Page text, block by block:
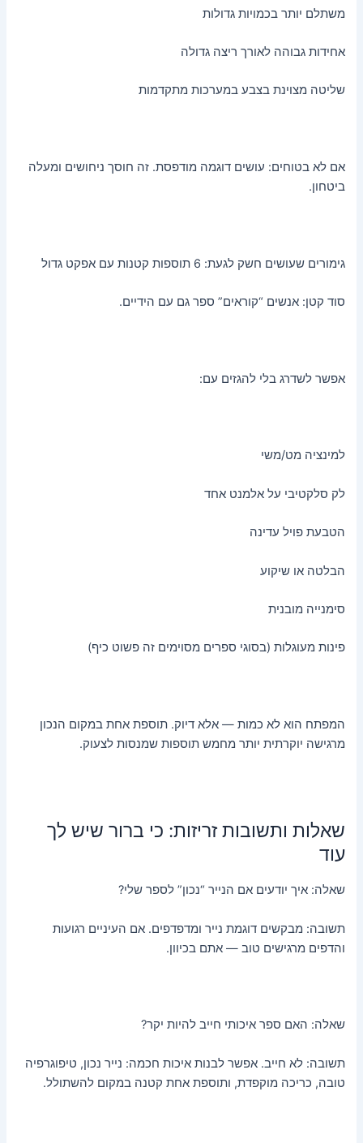
משתלם יותר בכמויות גדולות
אחידות גבוהה לאורך ריצה גדולה
שליטה מצוינת בצבע במערכות מתקדמות
אם לא בטוחים: עושים דוגמה מודפסת. זה חוסך ניחושים ומעלה
ביטחון.
גימורים שעושים חשק לגעת: 6 תוספות קטנות עם אפקט גדול
סוד קטן: אנשים “קוראים” ספר גם עם הידיים.
אפשר לשדרג בלי להגזים עם:
למינציה מט/משי
לק סלקטיבי על אלמנט אחד
הטבעת פויל עדינה
הבלטה או שיקוע
סימנייה מובנית
פינות מעוגלות (בסוגי ספרים מסוימים זה פשוט כיף)
המפתח הוא לא כמות — אלא דיוק. תוספת אחת במקום הנכון
מרגישה יוקרתית יותר מחמש תוספות שמנסות לצעוק.
שאלות ותשובות זריזות: כי ברור שיש לך
עוד
שאלה: איך יודעים אם הנייר “נכון” לספר שלי?
תשובה: מבקשים דוגמת נייר ומדפדפים. אם העיניים רגועות
והדפים מרגישים טוב — אתם בכיוון.
שאלה: האם ספר איכותי חייב להיות יקר?
תשובה: לא חייב. אפשר לבנות איכות חכמה: נייר נכון, טיפוגרפיה
טובה, כריכה מוקפדת, ותוספת אחת קטנה במקום להשתולל.